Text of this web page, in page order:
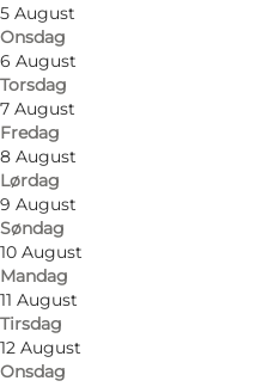
5 August
Onsdag
6 August
Torsdag
7 August
Fredag
8 August
Lørdag
9 August
Søndag
10 August
Mandag
11 August
Tirsdag
12 August
Onsdag
Dreyers Gårdbutik
familielandbrug i
Odense. Gården blev
økologi i 1992.
fredag og lørdag. Her
ænder, grisekød fra en
broget landrace og